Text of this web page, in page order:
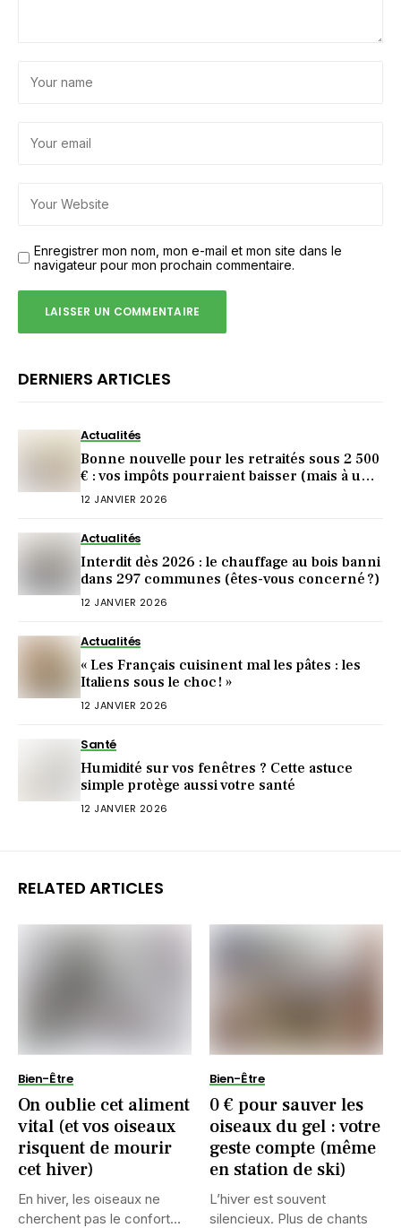
Enregistrer mon nom, mon e-mail et mon site dans le
navigateur pour mon prochain commentaire.
DERNIERS ARTICLES
Actualités
Bonne nouvelle pour les retraités sous 2 500
€ : vos impôts pourraient baisser (mais à une
condition)
12 JANVIER 2026
Actualités
Interdit dès 2026 : le chauffage au bois banni
dans 297 communes (êtes-vous concerné ?)
12 JANVIER 2026
Actualités
« Les Français cuisinent mal les pâtes : les
Italiens sous le choc ! »
12 JANVIER 2026
Santé
Humidité sur vos fenêtres ? Cette astuce
simple protège aussi votre santé
12 JANVIER 2026
RELATED ARTICLES
Bien-Être
On oublie cet aliment
vital (et vos oiseaux
risquent de mourir
cet hiver)
En hiver, les oiseaux ne
cherchent pas le confort…
Bien-Être
0 € pour sauver les
oiseaux du gel : votre
geste compte (même
en station de ski)
L’hiver est souvent
silencieux. Plus de chants